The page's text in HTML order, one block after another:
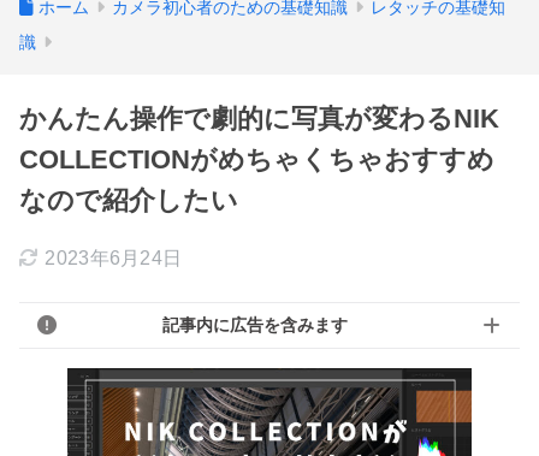
ホーム カメラ初心者のための基礎知識
レタッチの基礎知
識
かんたん操作で劇的に写真が変わるNIK
COLLECTIONがめちゃくちゃおすすめ
なので紹介したい
2023年6月24日
記事内に広告を含みます